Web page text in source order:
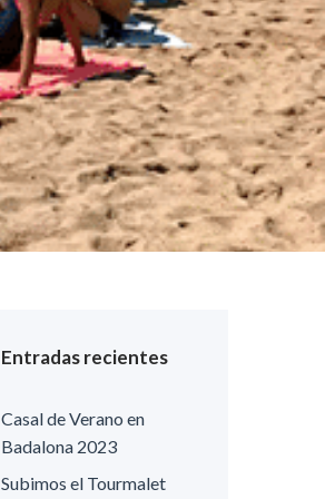
Entradas recientes
Casal de Verano en
Badalona 2023
Subimos el Tourmalet